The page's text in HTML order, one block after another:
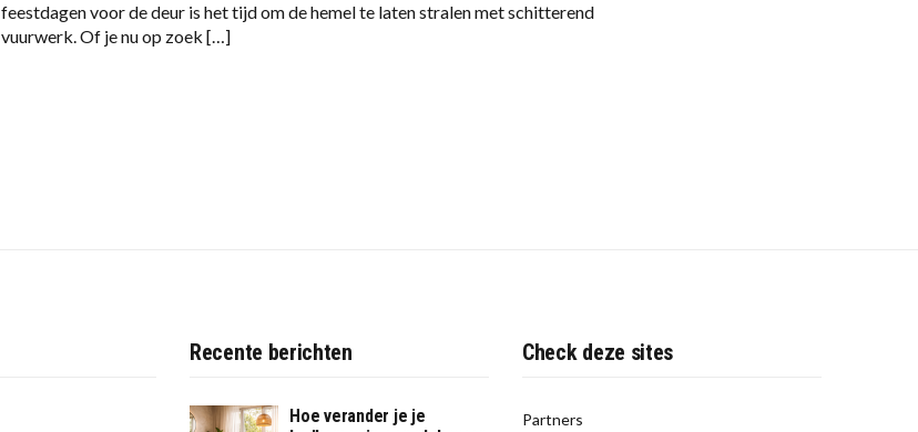
feestdagen voor de deur is het tijd om de hemel te laten stralen met schitterend
vuurwerk. Of je nu op zoek […]
Recente berichten
Hoe verander je je
Check deze sites
Partners